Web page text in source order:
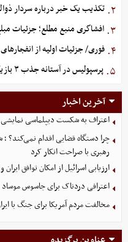
۲. تکذیب یک خبر درباره سردار
۳. افشاگری منبع مطلع؛ جزئیات
۴. فوری/ جزئیات اولیه از
۵. پرسپولیس در آستانه جذب ۳ بازیکن جدید
آخرین اخبار
اعتراف به شکست دیپلماسی
چرا دستگاه قضایی اقدام
رهبری با صراحت انکار کرد
ارزیابی اسرائیل از امکان توافق ایران
اعترافی دردناک برای جاسوس موساد
مخالفت مردم آمریکا برای جنگ با